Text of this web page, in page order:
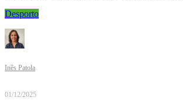
Desporto
Inês Patola
01/12/2025